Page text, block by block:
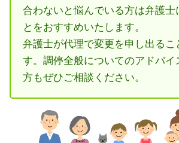
合わないと悩んでいる方は弁護士
とをおすすめいたします。
弁護士が代理で変更を申し出るこ
す。調停全般についてのアドバイ
方もぜひご相談ください。